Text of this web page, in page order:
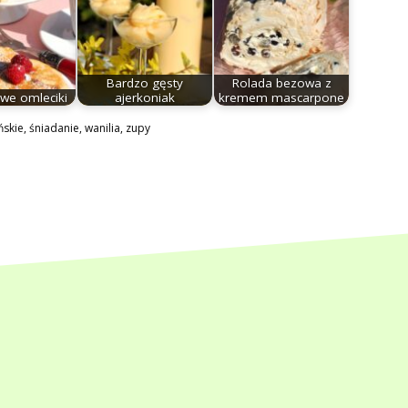
omleciki
Bardzo gęsty
ajerkoniak
Rolada bezowa z
kremem mascarpone
,śniadanie,wanilia, zupy